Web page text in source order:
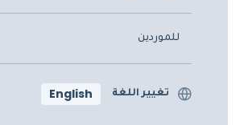
للموردين
تغيير اللغة English